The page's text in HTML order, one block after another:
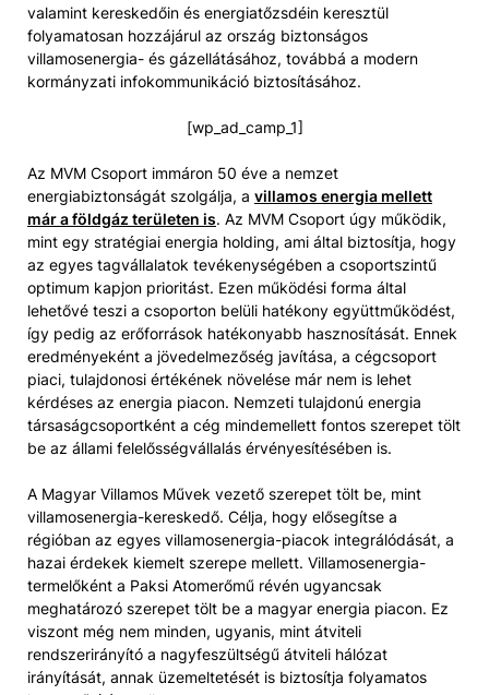
valamint kereskedőin és energiatőzsdéin keresztül
folyamatosan hozzájárul az ország biztonságos
villamosenergia- és gázellátásához, továbbá a modern
kormányzati infokommunikáció biztosításához.
[wp_ad_camp_1]
Az MVM Csoport immáron 50 éve a nemzet
energiabiztonságát szolgálja, a villamos energia mellett
már a földgáz területen is. Az MVM Csoport úgy működik,
mint egy stratégiai energia holding, ami által biztosítja, hogy
az egyes tagvállalatok tevékenységében a csoportszintű
optimum kapjon prioritást. Ezen működési forma által
lehetővé teszi a csoporton belüli hatékony együttműködést,
így pedig az erőforrások hatékonyabb hasznosítását. Ennek
eredményeként a jövedelmezőség javítása, a cégcsoport
piaci, tulajdonosi értékének növelése már nem is lehet
kérdéses az energia piacon. Nemzeti tulajdonú energia
társaságcsoportként a cég mindemellett fontos szerepet tölt
be az állami felelősségvállalás érvényesítésében is.
A Magyar Villamos Művek vezető szerepet tölt be, mint
villamosenergia-kereskedő. Célja, hogy elősegítse a
régióban az egyes villamosenergia-piacok integrálódását, a
hazai érdekek kiemelt szerepe mellett. Villamosenergia-
termelőként a Paksi Atomerőmű révén ugyancsak
meghatározó szerepet tölt be a magyar energia piacon. Ez
viszont még nem minden, ugyanis, mint átviteli
rendszerirányító a nagyfeszültségű átviteli hálózat
irányítását, annak üzemeltetését is biztosítja folyamatos